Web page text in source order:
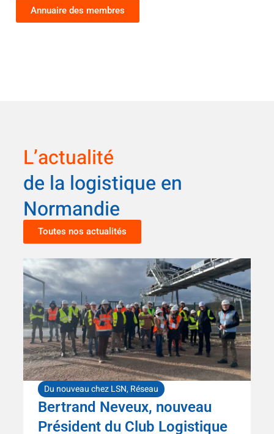
Annuaire des membres
L’actualité
de la logistique en
Normandie
Toutes nos actualités
Du nouveau chez LSN,Réseau
Bertrand Neveux, nouveau
Président du Club Logistique